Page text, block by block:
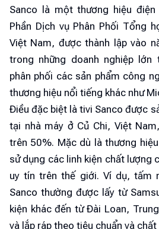
Sanco là một thương hiệu
Phần Dịch vụ Phân Phối Tổng
Việt Nam, được thành lập vào
trong những doanh nghiệp lớn
phân phối các sản phẩm công
thương hiệu nổi tiếng khác như
Điều đặc biệt là tivi Sanco được
tại nhà máy ở Củ Chi, Việt
trên 50%. Mặc dù là thương
sử dụng các linh kiện chất lượng
uy tín trên thế giới. Ví dụ, tấm
Sanco thường được lấy từ
kiện khác đến từ Đài Loan,
và lắp ráp theo tiêu chuẩn và